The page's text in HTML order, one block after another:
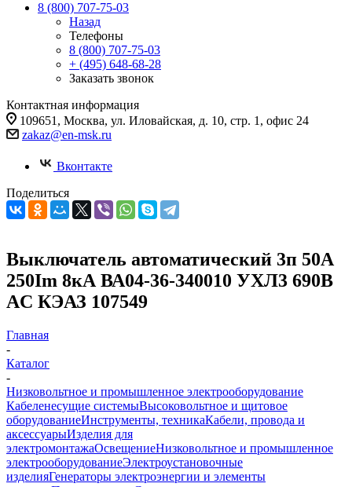
8 (800) 707-75-03
Назад
Телефоны
8 (800) 707-75-03
+ (495) 648-68-28
Заказать звонок
Контактная информация
109651, Москва, ул. Иловайская, д. 10, стр. 1, офис 24
zakaz@en-msk.ru
Вконтакте
Поделиться
Выключатель автоматический 3п 50А
250Im 8кА ВА04-36-340010 УХЛ3 690В
AC КЭАЗ 107549
Главная
-
Каталог
-
Низковольтное и промышленное электрооборудование
Кабеленесущие системыВысоковольтное и щитовое
оборудованиеИнструменты, техникаКабели, провода и
аксессуарыИзделия для
электромонтажаОсвещениеНизковольтное и промышленное
электрооборудованиеЭлектроустановочные
изделияГенераторы электроэнергии и элементы